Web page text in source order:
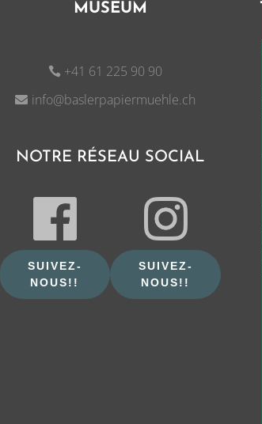
MUSEUM
+41 61 225 90 90
info@baslerpapiermuehle.ch
NOTRE RÉSEAU SOCIAL
SUIVEZ-
NOUS!!
SUIVEZ-
NOUS!!